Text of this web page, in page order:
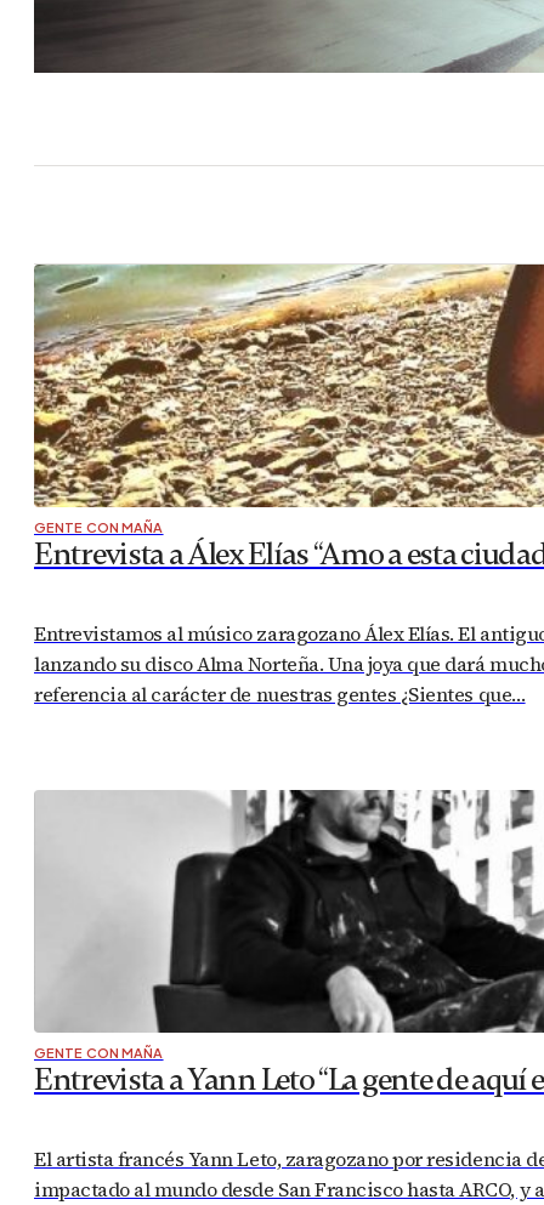
GENTE CON MAÑA
Entrevista a Álex Elías “Amo a esta
Entrevistamos al músico zaragozano Álex Elías. El
lanzando su disco Alma Norteña. Una joya que dará
referencia al carácter de nuestras gentes ¿Sientes que…
GENTE CON MAÑA
Entrevista a Yann Leto “La gente de aquí
El artista francés Yann Leto, zaragozano por residencia
impactado al mundo desde San Francisco hasta ARCO,